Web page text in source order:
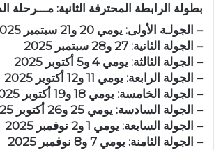
بطولة الرابطة المحترفة الثانية: مـــرحلة
– الجولـة الأولى: يومي 20 و21 سبتمبر 2025
– الجولة الثانية: 27 و28 سبتمبر 2025
– الجولة الثالثة: يومي 4 و5 أكتوبر 2025
– الجولة الرابعة: يومي 11 و12 أكتوبر 2025
– الجولة الخامسة: يومي 18 و19 أكتوبر 2025
– الجولة السادسة: يومي 25 و26 أكتوبر 2025
– الجولة السابعة: يومي 1 و2 نوفمبر 2025
– الجولة الثامنة: يومي 7 و8 نوفمبر 2025